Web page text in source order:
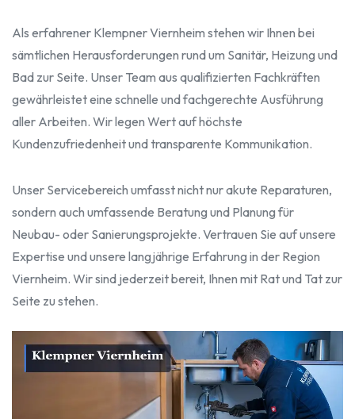
Als erfahrener Klempner Viernheim stehen wir Ihnen bei
sämtlichen Herausforderungen rund um Sanitär, Heizung und
Bad zur Seite. Unser Team aus qualifizierten Fachkräften
gewährleistet eine schnelle und fachgerechte Ausführung
aller Arbeiten. Wir legen Wert auf höchste
Kundenzufriedenheit und transparente Kommunikation.
Unser Servicebereich umfasst nicht nur akute Reparaturen,
sondern auch umfassende Beratung und Planung für
Neubau- oder Sanierungsprojekte. Vertrauen Sie auf unsere
Expertise und unsere langjährige Erfahrung in der Region
Viernheim. Wir sind jederzeit bereit, Ihnen mit Rat und Tat zur
Seite zu stehen.